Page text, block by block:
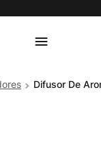
Difusor De